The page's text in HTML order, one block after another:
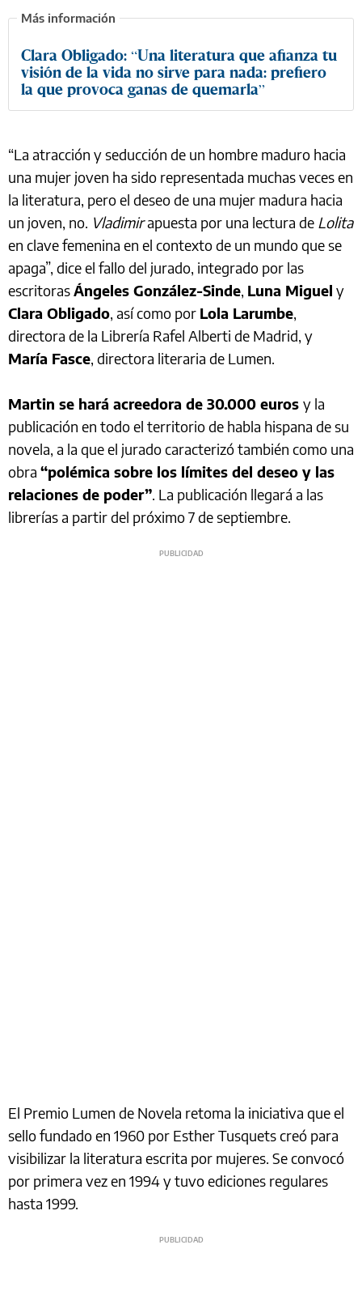
Clara Obligado: “Una literatura que afianza tu
visión de la vida no sirve para nada: prefiero
la que provoca ganas de quemarla”
“La atracción y seducción de un hombre maduro hacia
una mujer joven ha sido representada muchas veces en
la literatura, pero el deseo de una mujer madura hacia
un joven, no. Vladimirapuesta por una lectura de Lolita
en clave femenina en el contexto de un mundo que se
apaga”, dice el fallo del jurado, integrado por las
escritorasÁngeles González-Sinde, Luna Miguel y
Clara Obligado, así como por Lola Larumbe,
directora de la Librería Rafel Alberti de Madrid, y
María Fasce, directora literaria de Lumen.
Martin se hará acreedora de 30.000 euros y la
publicación en todo el territorio de habla hispana de su
novela, a la que el jurado caracterizó también como una
obra “polémica sobre los límites del deseo y las
relaciones de poder”. La publicación llegará a las
librerías a partir del próximo 7 de septiembre.
El Premio Lumen de Novela retoma la iniciativa que el
sello fundado en 1960 por Esther Tusquets creó para
visibilizar la literatura escrita por mujeres. Se convocó
por primera vez en 1994 y tuvo ediciones regulares
hasta 1999.